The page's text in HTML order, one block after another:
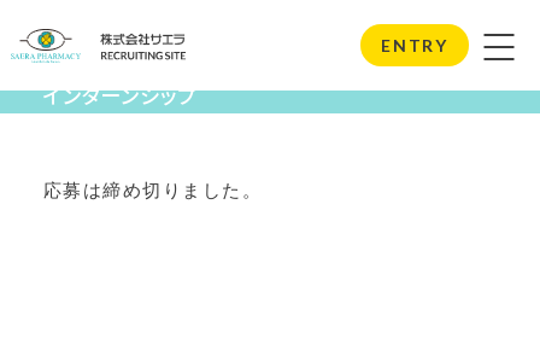
ENTRY
Internship
インターンシップ
応募は締め切りました。